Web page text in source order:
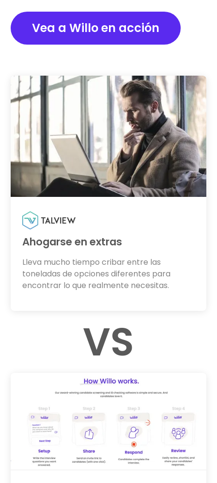
Vea a Willo en acción
Ahogarse en extras
Lleva mucho tiempo cribar entre las
toneladas de opciones diferentes para
encontrar lo que realmente necesitas.
VS